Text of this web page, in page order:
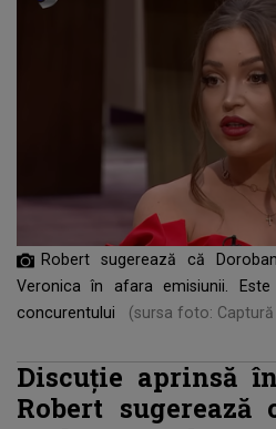
Robert sugerează că
Veronica în afara emisiunii.
concurentului
(sursa foto:
Discuție aprinsă
Robert sugerează